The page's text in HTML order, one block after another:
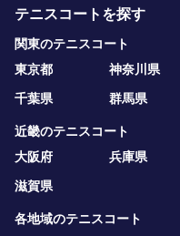
テニスコートを探す
関東のテニスコート
東京都
神奈川県
千葉県
群馬県
近畿のテニスコート
大阪府
兵庫県
滋賀県
各地域のテニスコート